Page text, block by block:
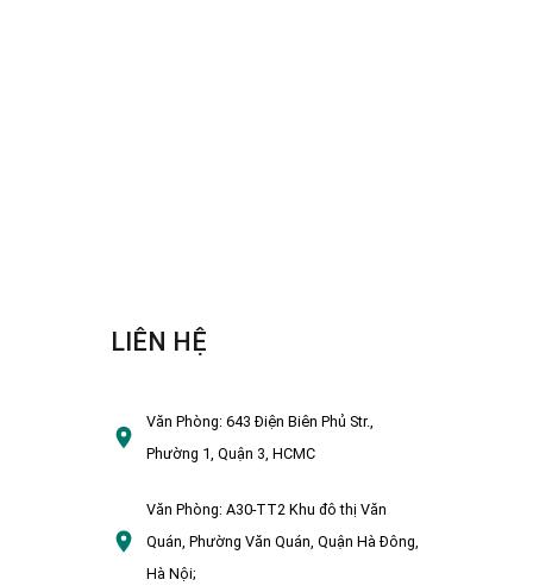
LIÊN HỆ
Văn Phòng:643 Điện Biên Phủ Str.,
Phường 1, Quận 3, HCMC
Văn Phòng:A30-TT2 Khu đô thị Văn
Quán, Phường Văn Quán, Quận Hà Đông,
Hà Nội;